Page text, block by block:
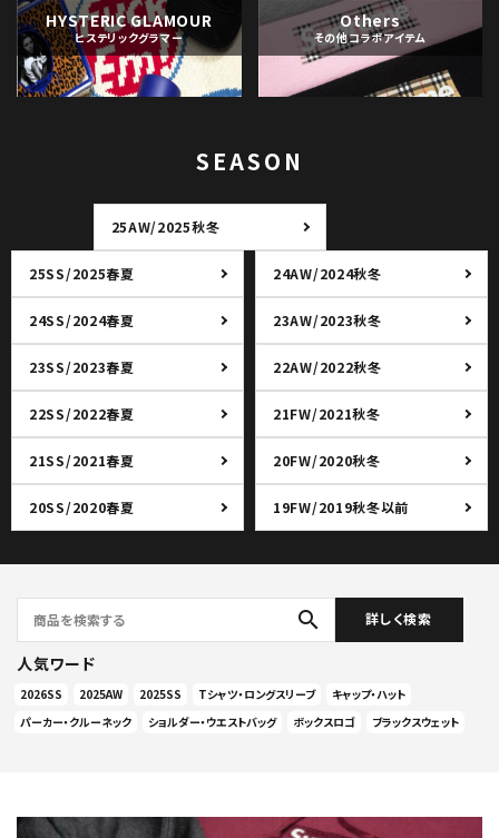
HYSTERIC GLAMOUR
ヒステリックグラマー
Others
その他コラボアイテム
SEASON
25AW/2025秋冬
25SS/2025春夏 24AW/2024秋冬
24SS/2024春夏 23AW/2023秋冬
23SS/2023春夏 22AW/2022秋冬
22SS/2022春夏 21FW/2021秋冬
21SS/2021春夏 20FW/2020秋冬
20SS/2020春夏 19FW/2019秋冬以前
search 詳しく検索
人気ワード
2026SS 2025AW 2025SS Tシャツ・ロングスリーブ
キャップ・ハット
パーカー・クルーネック
ショルダー・ウエストバッグ ボックスロゴ ブラックスウェット